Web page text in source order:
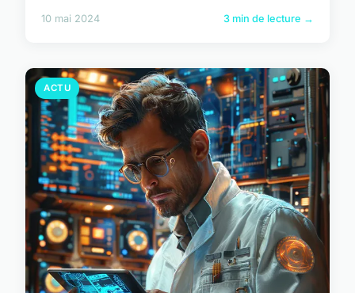
10 mai 2024 3 min de lecture →
ACTU